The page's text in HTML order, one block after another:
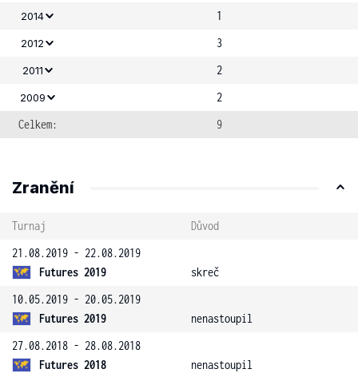
2014 1
2012 3
2011 2
2009
2
Celkem:
9
Zranění
Turnaj
Důvod
21.08.2019 - 22.08.2019
Futures 2019
skreč
10.05.2019 - 20.05.2019
Futures 2019
nenastoupil
27.08.2018 - 28.08.2018
Futures 2018
nenastoupil